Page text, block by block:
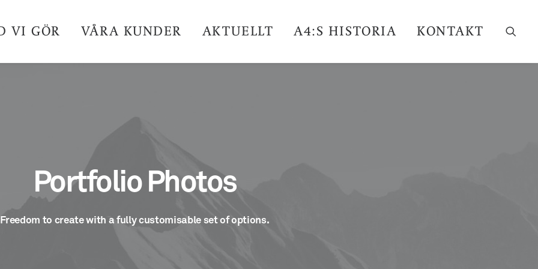
VI GÖR VÅRA KUNDER AKTUELLT A4:S HISTORIA KONTAKT
Portfolio Photos
Freedom to create with a fully customisable set of options.